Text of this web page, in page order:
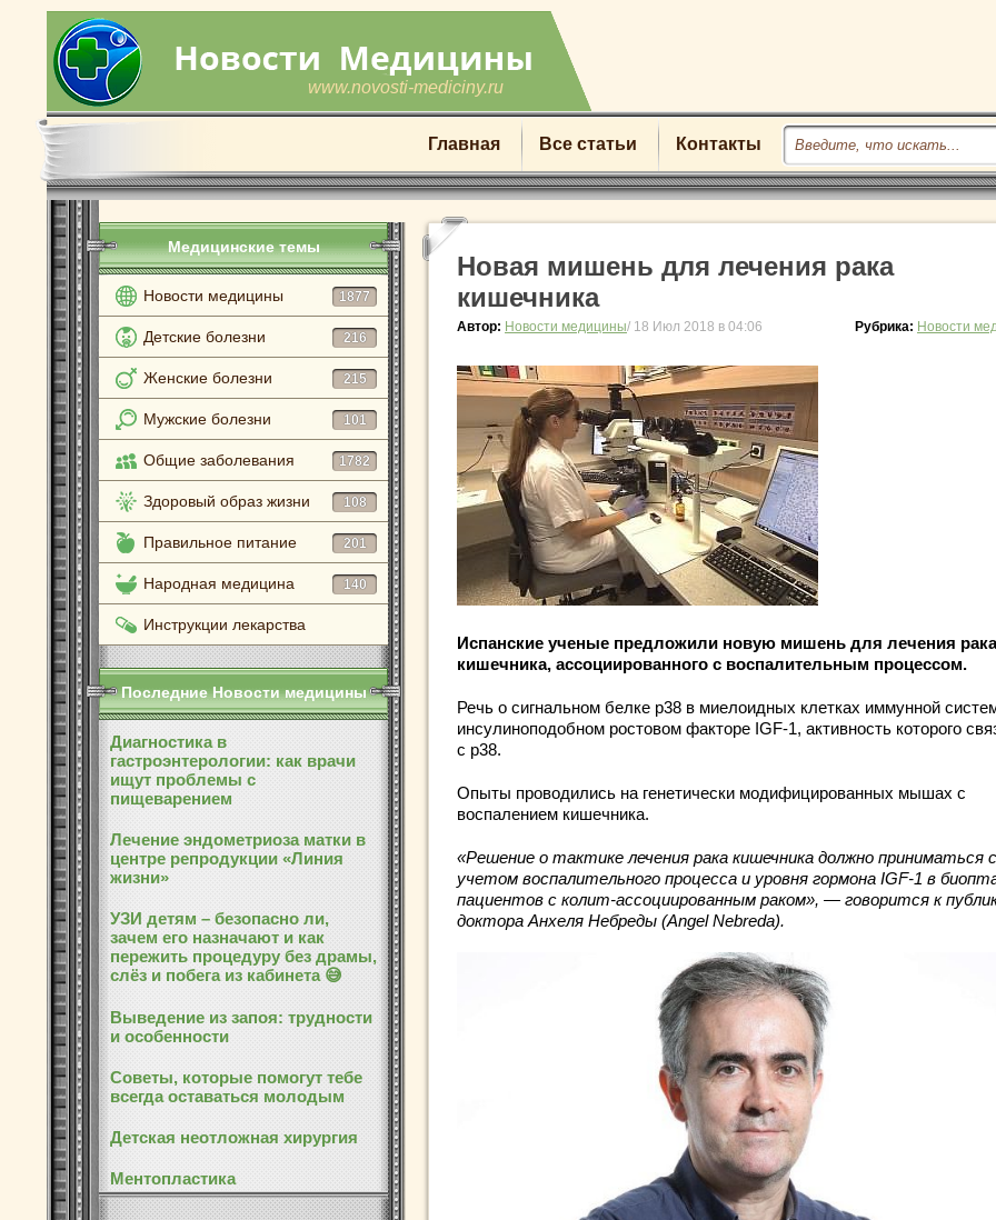
www.novosti-mediciny.ru
Главная Все статьи Контакты
Медицинские темы
Новости медицины 1877
Детские болезни 216
Женские болезни 215
Мужские болезни 101
Общие заболевания 1782
Здоровый образ жизни 108
Правильное питание 201
Народная медицина 140
Инструкции лекарства
Последние Новости медицины
Диагностика в
гастроэнтерологии: как врачи
ищут проблемы с
пищеварением
Лечение эндометриоза матки в
центре репродукции «Линия
жизни»
УЗИ детям – безопасно ли,
зачем его назначают и как
пережить процедуру без драмы,
слёз и побега из кабинета 😅
Выведение из запоя: трудности
и особенности
Советы, которые помогут тебе
всегда оставаться молодым
Детская неотложная хирургия
Ментопластика
Новая мишень для лечения рака
кишечника
Автор: Новости медицины/ 18 Июл 2018 в 04:06 Рубрика: Новости
Испанские ученые предложили новую мишень для лечения рака
кишечника, ассоциированного с воспалительным процессом.
Речь о сигнальном белке р38 в миелоидных клетках иммунной
инсулиноподобном ростовом факторе IGF-1, активность которого
с р38.
Опыты проводились на генетически модифицированных мышах с
воспалением кишечника.
«Решение о тактике лечения рака кишечника должно приниматься с
учетом воспалительного процесса и уровня гормона IGF-1 в
пациентов с колит-ассоциированным раком», — говорится к
доктора Анхеля Небреды (Angel Nebreda).